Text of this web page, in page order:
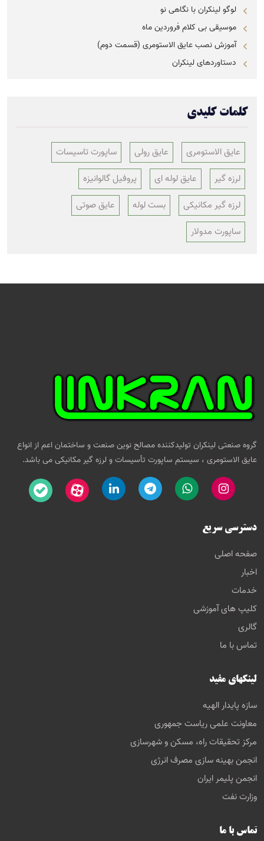
لوگو لینکران با نگاهی نو
موسیقی بی کلام فروردین ماه
آموزش نصب عایق الاستومری (قسمت دوم)
دستاوردهای لینکران
کلمات کلیدی
عایق الاستومری عایق رولی
ساپورت تاسیسات
لرزه گیر
عایق لوله ای
پروفیل گالوانیزه
لرزه گیر مکانیکی
بست لوله
عایق صوتی
ساپورت مدولار
گروه صنعتی لینکران تولیدکننده مصالح نوین صنعت و ساختمان اعم از انواع
عایق الاستومری ، سیستم ساپورت تأسیسات و لرزه گیر مکانیکی می باشد.
دسترسی سریع
صفحه اصلی
اخبار
خدمات
کلیپ های آموزشی
گالری
تماس با ما
لینکهای مفید
سازه پایدار الهیه
معاونت علمی ریاست جمهوری
مرکز تحقیقات راه، مسکن و شهرسازی
انجمن بهینه سازی مصرف انرژی
انجمن پلیمر ایران
وزارت نفت
تماس با ما